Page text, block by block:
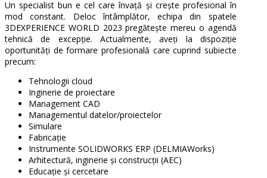
Un specialist bun e cel care învață și crește profesional în
mod constant. Deloc întâmplător, echipa din spatele
3DEXPERIENCE WORLD 2023 pregătește mereu o agendă
tehnică de excepție. Actualmente, aveți la dispoziție
oportunități de formare profesională care cuprind subiecte
precum:
Tehnologii cloud
Inginerie de proiectare
Management CAD
Managementul datelor/proiectelor
Simulare
Fabricație
Instrumente SOLIDWORKS ERP (DELMIAWorks)
Arhitectură, inginerie și construcții (AEC)
Educație și cercetare